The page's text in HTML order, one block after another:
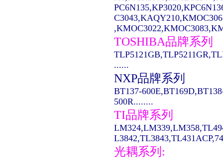
TOSHIBA品牌系列
......
NXP品牌系列
BT137-
500R........
TI品牌系列
光耦系列: